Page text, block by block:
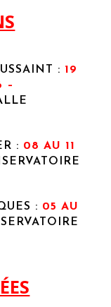
: 19
–
: 08 AU 11
: 05 AU